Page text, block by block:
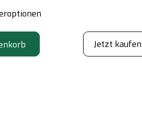
Jetzt kaufen